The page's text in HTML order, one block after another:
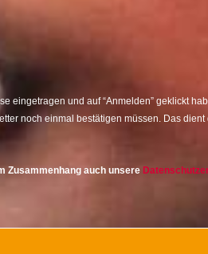
eingetragen und auf “Anmelden” geklickt
noch einmal bestätigen müssen. Das
Zusammenhang auch unsere